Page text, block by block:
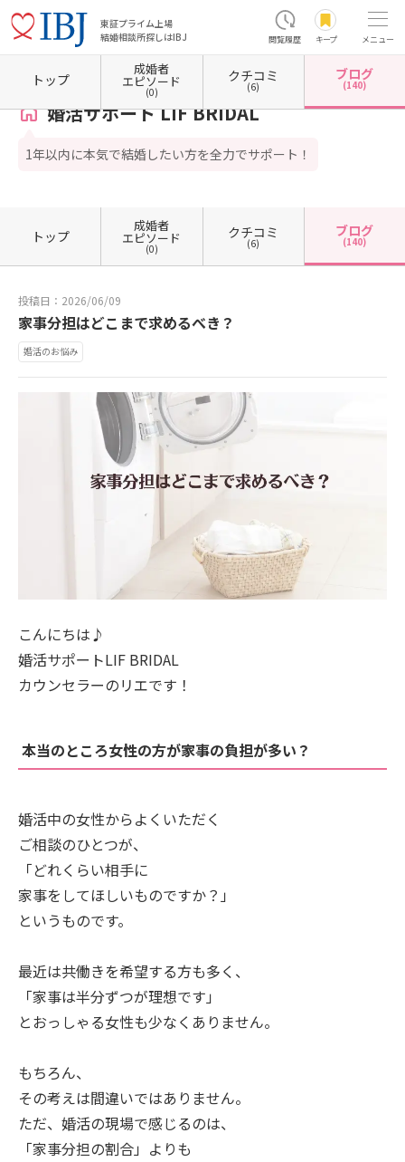
東証プライム上場
結婚相談所探しはIBJ
閲覧履歴 キープ メニュー
ホーム 岐阜県の結婚相談所 岐阜県岐阜市 婚活サポート LIF BRIDAL カウンセラーブ
婚活サポート LIF BRIDAL
1年以内に本気で結婚したい方を全力でサポート！
トップ
成婚者
エピソード
(0)
クチコミ
(6)
ブログ
(140)
トップ
成婚者
エピソード
(0)
クチコミ
(6)
ブログ
(140)
投稿日：2026/06/09
家事分担はどこまで求めるべき？
婚活のお悩み
こんにちは♪
婚活サポートLIF BRIDAL
カウンセラーのリエです！
本当のところ女性の方が家事の負担が多い？
婚活中の女性からよくいただく
ご相談のひとつが、
「どれくらい相手に
家事をしてほしいものですか？」
というものです。
最近は共働きを希望する方も多く、
「家事は半分ずつが理想です」
とおっしゃる女性も少なくありません。
もちろん、
その考えは間違いではありません。
ただ、婚活の現場で感じるのは、
「家事分担の割合」よりも